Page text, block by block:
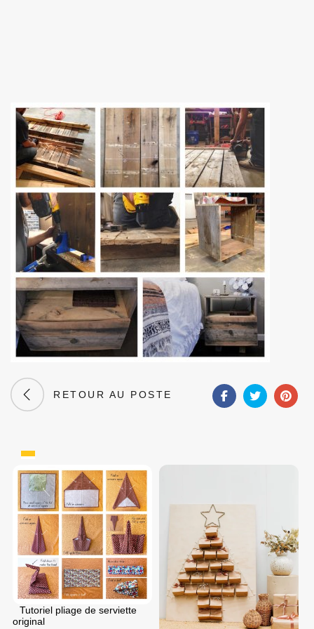
RETOUR AU POSTE
Tutoriel pliage de serviette
original